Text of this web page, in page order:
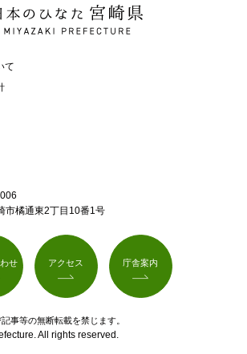
本のひなた 宮崎県
PREFECTURE
て
橘通東2丁目10番1号
せ アクセス 庁舎案内
事等の無断転載を禁じます。
All rights reserved.